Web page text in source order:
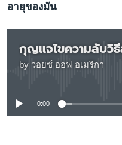
อายุของมัน
by วอยซ์ ออฟ อเมริกา
No media
0:00